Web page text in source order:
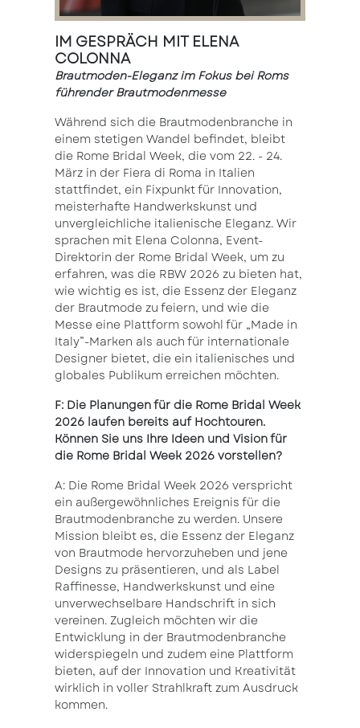
IM GESPRÄCH MIT ELENA
COLONNA
Brautmoden-Eleganz im Fokus bei Roms
führender Brautmodenmesse
Während sich die Brautmodenbranche in
einem stetigen Wandel befindet, bleibt
die Rome Bridal Week, die vom 22. - 24.
März in der Fiera di Roma in Italien
stattfindet, ein Fixpunkt für Innovation,
meisterhafte Handwerkskunst und
unvergleichliche italienische Eleganz. Wir
sprachen mit Elena Colonna, Event-
Direktorin der Rome Bridal Week, um zu
erfahren, was die RBW 2026 zu bieten hat,
wie wichtig es ist, die Essenz der Eleganz
der Brautmode zu feiern, und wie die
Messe eine Plattform sowohl für „Made in
Italy”-Marken als auch für internationale
Designer bietet, die ein italienisches und
globales Publikum erreichen möchten.
F: Die Planungen für die Rome Bridal Week
2026 laufen bereits auf Hochtouren.
Können Sie uns Ihre Ideen und Vision für
die Rome Bridal Week 2026 vorstellen?
A: Die Rome Bridal Week 2026 verspricht
ein außergewöhnliches Ereignis für die
Brautmodenbranche zu werden. Unsere
Mission bleibt es, die Essenz der Eleganz
von Brautmode hervorzuheben und jene
Designs zu präsentieren, und als Label
Raffinesse, Handwerkskunst und eine
unverwechselbare Handschrift in sich
vereinen. Zugleich möchten wir die
Entwicklung in der Brautmodenbranche
widerspiegeln und zudem eine Plattform
bieten, auf der Innovation und Kreativität
wirklich in voller Strahlkraft zum Ausdruck
kommen.